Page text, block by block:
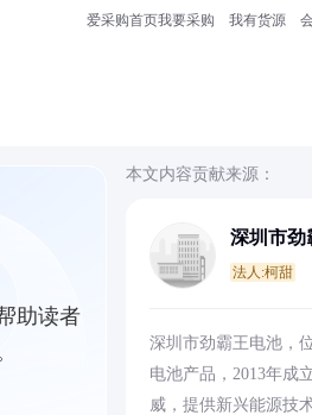
爱采购首页我要采购 我有货源
助读者
本文内容贡献来源：
深圳市劲
法人:柯甜
深圳市劲霸王电池，
电池产品，2013年成
威，提供新兴能源技